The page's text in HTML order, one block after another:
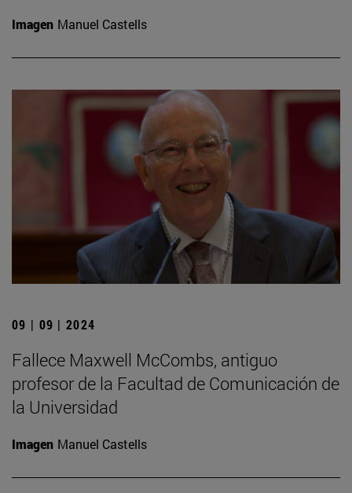
Imagen Manuel Castells
09 | 09 | 2024
Fallece Maxwell McCombs, antiguo
profesor de la Facultad de Comunicación de
la Universidad
Imagen Manuel Castells